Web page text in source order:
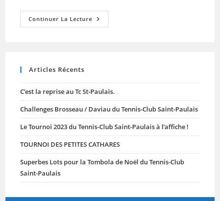
Continuer La Lecture Match
Officiel
Articles Récents
C’est la reprise au Tc St-Paulais.
Challenges Brosseau / Daviau du Tennis-Club Saint-Paulais
Le Tournoi 2023 du Tennis-Club Saint-Paulais à l’affiche !
TOURNOI DES PETITES CATHARES
Superbes Lots pour la Tombola de Noël du Tennis-Club
Saint-Paulais